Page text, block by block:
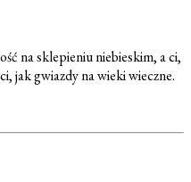
na sklepieniu niebieskim, a ci,
jak gwiazdy na wieki wieczne.